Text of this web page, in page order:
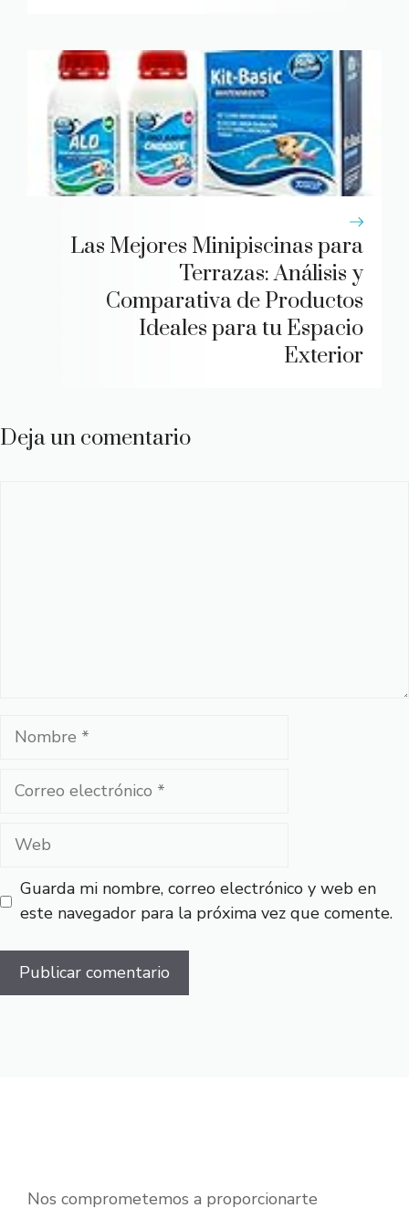
Las Mejores Minipiscinas para
Terrazas: Análisis y
Comparativa de Productos
Ideales para tu Espacio
Exterior
Deja un comentario
Nombre
Correo
Web
Guarda mi nombre, correo electrónico y web en
este navegador para la próxima vez que comente.
Nos comprometemos a proporcionarte